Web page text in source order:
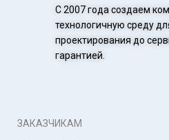
С 2007 года создаем
технологичную среду
проектирования до
гарантией.
ЗАКАЗЧИКАМ